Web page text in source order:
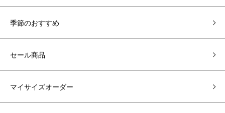
季節のおすすめ
セール商品
マイサイズオーダー